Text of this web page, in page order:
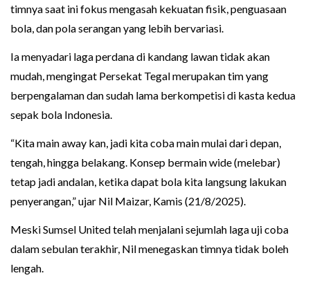
timnya saat ini fokus mengasah kekuatan fisik, penguasaan
bola, dan pola serangan yang lebih bervariasi.
Ia menyadari laga perdana di kandang lawan tidak akan
mudah, mengingat Persekat Tegal merupakan tim yang
berpengalaman dan sudah lama berkompetisi di kasta kedua
sepak bola Indonesia.
“Kita main away kan, jadi kita coba main mulai dari depan,
tengah, hingga belakang. Konsep bermain wide (melebar)
tetap jadi andalan, ketika dapat bola kita langsung lakukan
penyerangan,” ujar Nil Maizar, Kamis (21/8/2025).
Meski Sumsel United telah menjalani sejumlah laga uji coba
dalam sebulan terakhir, Nil menegaskan timnya tidak boleh
lengah.